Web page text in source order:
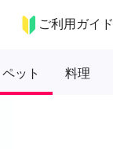
ご利用ガイド
ペット 料理